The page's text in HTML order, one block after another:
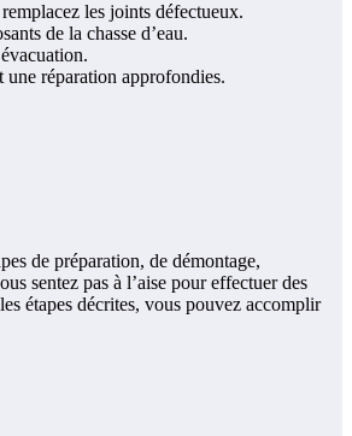
les joints défectueux.
de la chasse d’eau.
une réparation approfondies.
de préparation, de démontage,
sentez pas à l’aise pour effectuer des
étapes décrites, vous pouvez accomplir